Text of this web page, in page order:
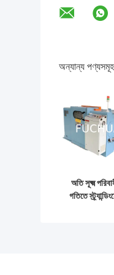
অন্যান্য পণ্যসমূহ
অতি সূক্ষ্ম
গতিতে